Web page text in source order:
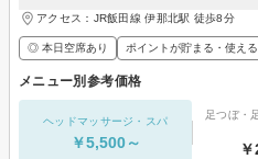
アクセス：JR飯田線 伊那北駅 徒歩8分
◎ 本日空席あり ポイントが貯まる・使える
メニュー別参考価格
ヘッドマッサージ・スパ
￥5,500～
足つぼ・